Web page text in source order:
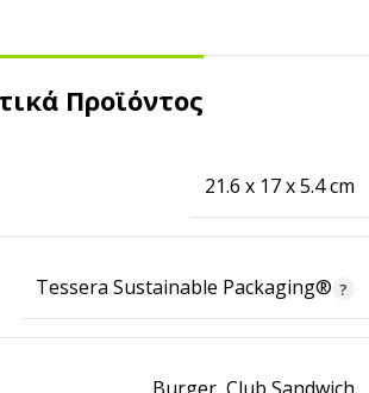
Προϊόντος
21.6 x 17 x 5.4 cm
Tessera Sustainable Packaging®